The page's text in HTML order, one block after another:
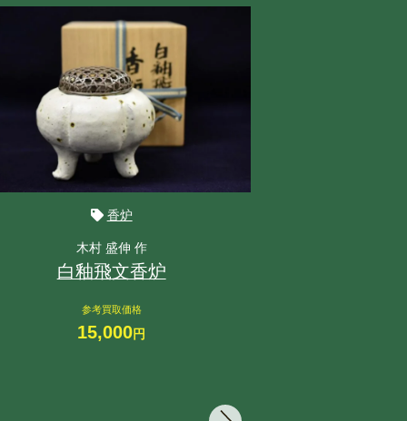
香炉
木村 盛伸 作
白釉飛文香炉
参考買取価格
15,000円